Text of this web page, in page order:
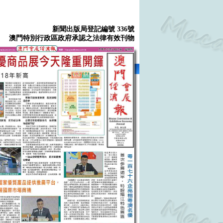
新聞出版局登記編號 336號
澳門特別行政區政府承認之法律有效刊物